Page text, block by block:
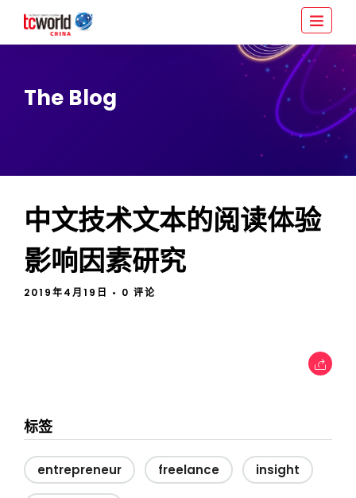
The Blog
中文技术文本的阅读体验
影响因素研究
2019年4月19日 • 0 评论
标签
entrepreneur freelance insight